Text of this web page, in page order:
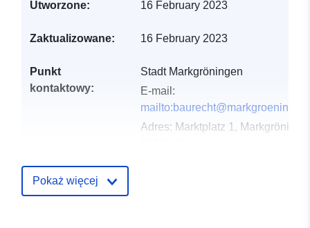
Utworzone: 16 February 2023
Zaktualizowane: 16 February 2023
Punkt
kontaktowy:
Stadt Markgröningen
E-mail:
Adres: Marktplatz 1,
Zapis katalogu:
Pokaż więcej